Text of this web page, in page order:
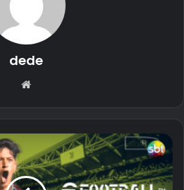
dede
Website